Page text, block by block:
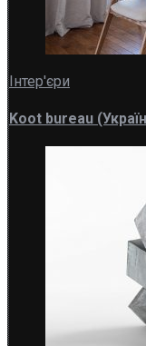
Інтер'єри
Koot bureau